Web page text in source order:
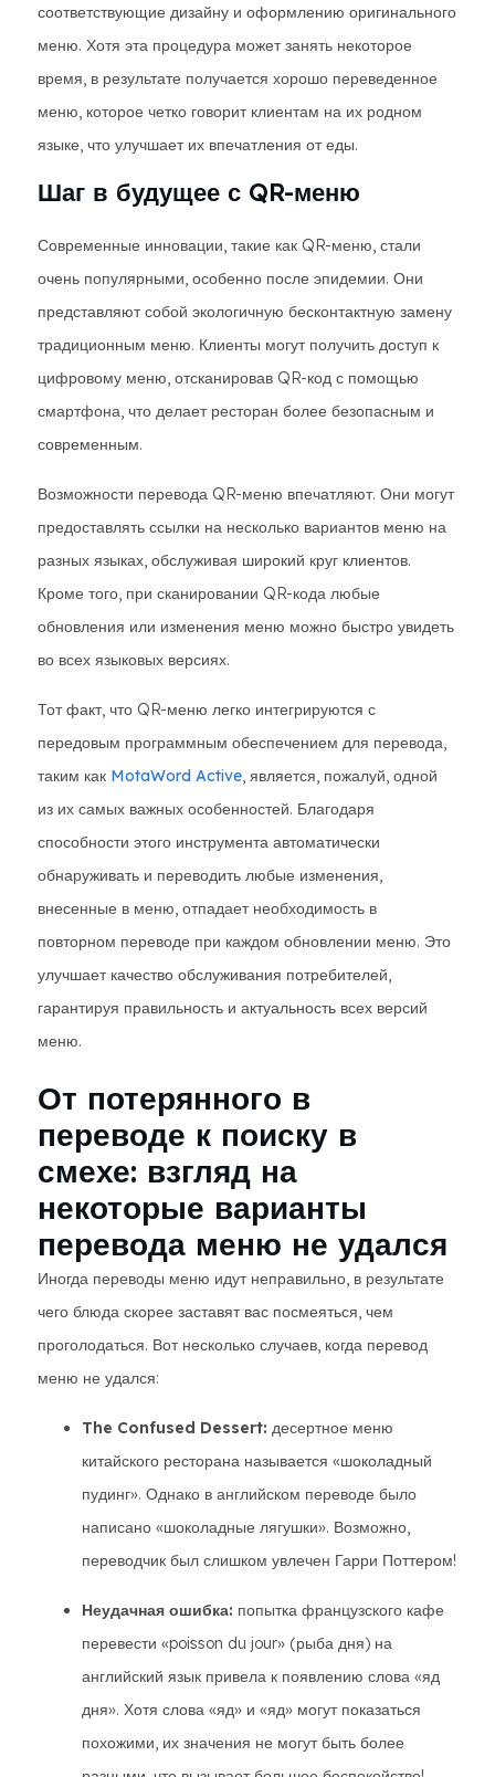
соответствующие дизайну и оформлению оригинального
меню. Хотя эта процедура может занять некоторое
время, в результате получается хорошо переведенное
меню, которое четко говорит клиентам на их родном
языке, что улучшает их впечатления от еды.
Шаг в будущее с QR-меню
Современные инновации, такие как QR-меню, стали
очень популярными, особенно после эпидемии. Они
представляют собой экологичную бесконтактную замену
традиционным меню. Клиенты могут получить доступ к
цифровому меню, отсканировав QR-код с помощью
смартфона, что делает ресторан более безопасным и
современным.
Возможности перевода QR-меню впечатляют. Они могут
предоставлять ссылки на несколько вариантов меню на
разных языках, обслуживая широкий круг клиентов.
Кроме того, при сканировании QR-кода любые
обновления или изменения меню можно быстро увидеть
во всех языковых версиях.
Тот факт, что QR-меню легко интегрируются с
передовым программным обеспечением для перевода,
таким как MotaWord Active, является, пожалуй, одной
из их самых важных особенностей. Благодаря
способности этого инструмента автоматически
обнаруживать и переводить любые изменения,
внесенные в меню, отпадает необходимость в
повторном переводе при каждом обновлении меню. Это
улучшает качество обслуживания потребителей,
гарантируя правильность и актуальность всех версий
меню.
От потерянного в
переводе к поиску в
смехе: взгляд на
некоторые варианты
перевода меню не удался
​​ Иногда переводы меню идут неправильно, в результате
чего блюда скорее заставят вас посмеяться, чем
проголодаться. Вот несколько случаев, когда перевод
меню не удался:
The Confused Dessert: десертное меню
китайского ресторана называется «шоколадный
пудинг». Однако в английском переводе было
написано «шоколадные лягушки». Возможно,
переводчик был слишком увлечен Гарри Поттером!
Неудачная ошибка: попытка французского кафе
перевести «poisson du jour» (рыба дня) на
английский язык привела к появлению слова «яд
дня». Хотя слова «яд» и «яд» могут показаться
похожими, их значения не могут быть более